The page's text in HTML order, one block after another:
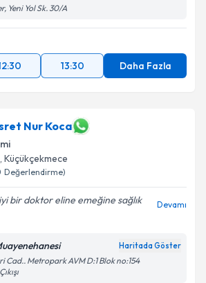
Yeni Yol Sk. 30/A
13:30 Daha Fazla
Nur Koca
, Küçükçekmece
Değerlendirme)
bir doktor eline emeğine sağlık
Devamı
Haritada Göster
Cad.. Metropark AVM D:1 Blok no:154